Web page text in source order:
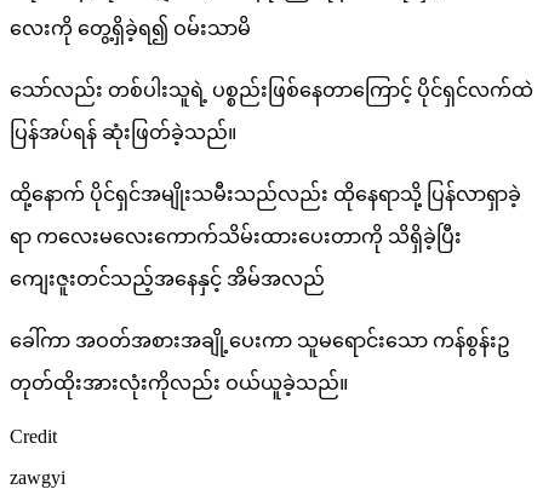
လေးကို တွေ့ရှိခဲ့ရ၍ ဝမ်းသာမိ
သော်လည်း တစ်ပါးသူရဲ့ ပစ္စည်းဖြစ်နေတာကြောင့် ပိုင်ရှင်လက်ထဲ
ပြန်အပ်ရန် ဆုံးဖြတ်ခဲ့သည်။
ထို့နောက် ပိုင်ရှင်အမျိုးသမီးသည်လည်း ထိုနေရာသို့ ပြန်လာရှာခဲ့
ရာ ကလေးမလေးကောက်သိမ်းထားပေးတာကို သိရှိခဲ့ပြီး
ကျေးဇူးတင်သည့်အနေနှင့် အိမ်အလည်
ခေါ်ကာ အဝတ်အစားအချို့ပေးကာ သူမရောင်းသော ကန်စွန်းဥ
တုတ်ထိုးအားလုံးကိုလည်း ဝယ်ယူခဲ့သည်။
Credit
zawgyi